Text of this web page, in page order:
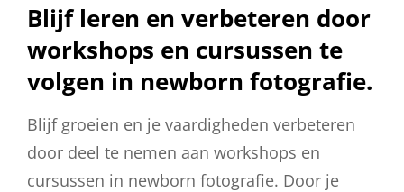
Blijf leren en verbeteren door
workshops en cursussen te
volgen in newborn fotografie.
Blijf groeien en je vaardigheden verbeteren
door deel te nemen aan workshops en
cursussen in newborn fotografie. Door je